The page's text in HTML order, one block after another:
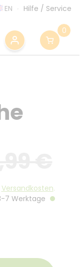
EN Hilfe / Service
0
Versandkosten.
7 Werktage